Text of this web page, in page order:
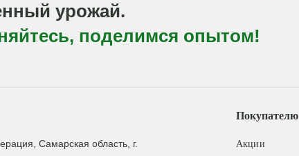
урожай.
поделимся опытом!
Самарская область, г.
Покупателю
Акции